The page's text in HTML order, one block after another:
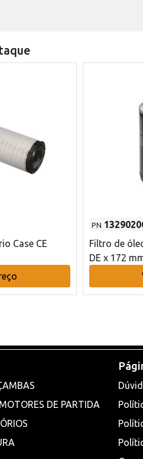
Case CE
PN
Filtro de
DE x 172
DE PARTIDA